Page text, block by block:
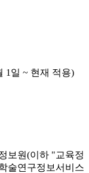
1일 ~ 현재 적용)
보원(이하 "교육정
술연구정보서비스